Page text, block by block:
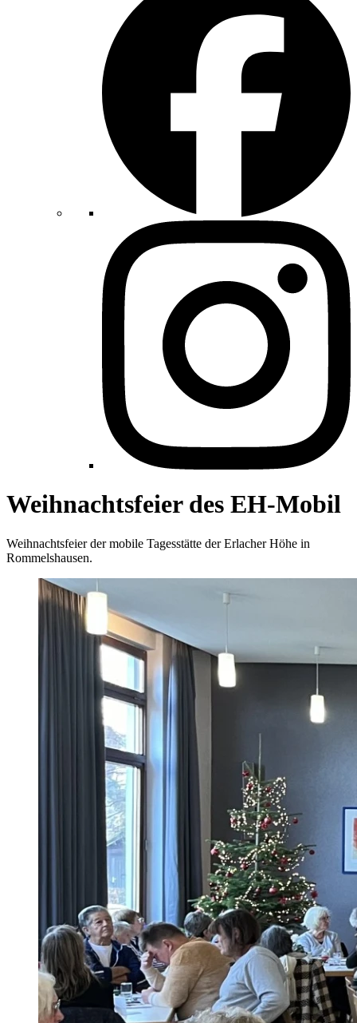
Weihnachtsfeier des EH-Mobil
Weihnachtsfeier der mobile Tagesstätte der Erlacher Höhe in
Rommelshausen.